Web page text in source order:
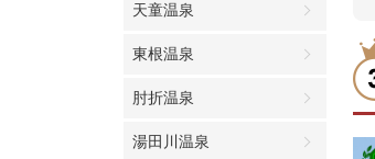
天童温泉
東根温泉
肘折温泉
湯田川温泉